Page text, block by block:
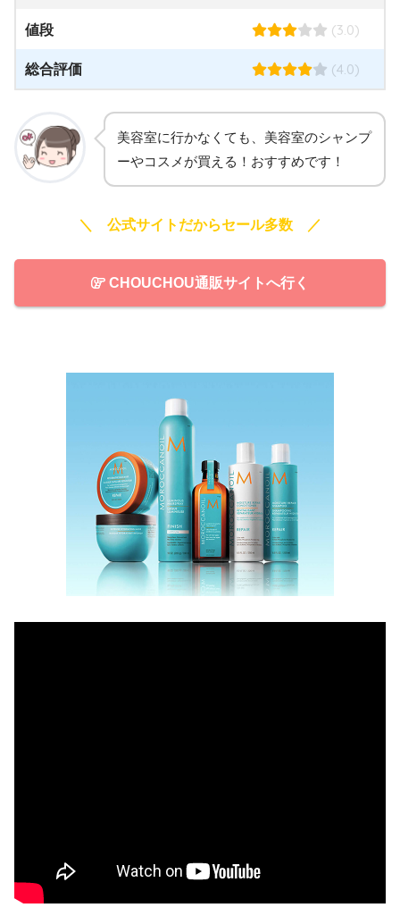
値段 (3.0)
総合評価 (4.0)
美容室に行かなくても、美容室のシャンプ
ーやコスメが買える！おすすめです！
＼ 公式サイトだからセール多数 ／
CHOUCHOU通販サイトへ行く